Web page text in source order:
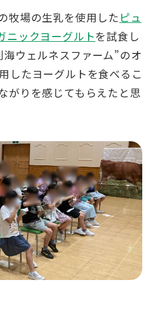
牧場の生乳を使用したピュ
ニックヨーグルトを試食し
ウェルネスファーム”のオ
したヨーグルトを食べるこ
がりを感じてもらえたと思